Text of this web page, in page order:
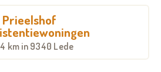
en huisartsen
aanvraag: poetshulp, warme
enz.
Prieelshof
km in 9340 Lede